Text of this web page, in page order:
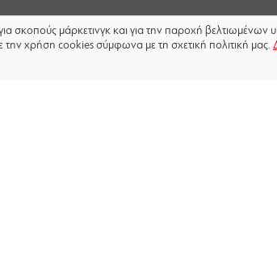
σκοπούς μάρκετινγκ και για την παροχή
χρήση cookies σύμφωνα με τη σχετική πολιτική μας.